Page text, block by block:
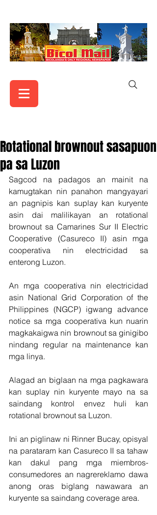
Rotational brownout sasapuon
pa sa Luzon
Sagcod na padagos an mainit na
kamugtakan nin panahon mangyayari
an pagnipis kan suplay kan kuryente
asin dai malilikayan an rotational
brownout sa Camarines Sur II Electric
Cooperative (Casureco II) asin mga
cooperativa nin electricidad sa
enterong Luzon.
An mga cooperativa nin electricidad
asin National Grid Corporation of the
Philippines (NGCP) igwang advance
notice sa mga cooperativa kun nuarin
magkakaigwa nin brownout sa ginigibo
nindang regular na maintenance kan
mga linya.
Alagad an biglaan na mga pagkawara
kan suplay nin kuryente mayo na sa
saindang kontrol envez huli kan
rotational brownout sa Luzon.
Ini an piglinaw ni Rinner Bucay, opisyal
na parataram kan Casureco II sa tahaw
kan dakul pang mga miembros-
consumedores an nagrereklamo dawa
anong oras biglang nawawara an
kuryente sa saindang coverage area.